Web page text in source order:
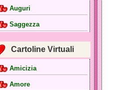
Auguri
Saggezza
Cartoline Virtuali
Amicizia
Amore